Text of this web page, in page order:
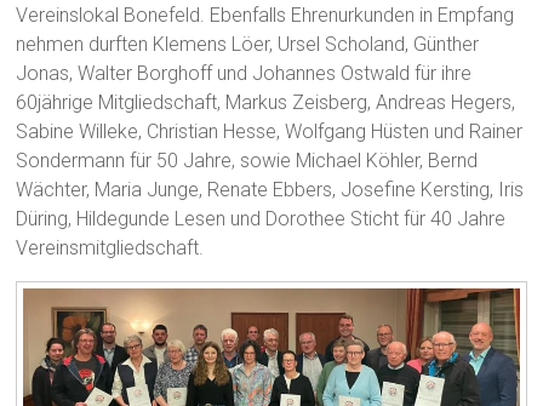
Vereinslokal Bonefeld. Ebenfalls Ehrenurkunden in Empfang
nehmen durften Klemens Löer, Ursel Scholand, Günther
Jonas, Walter Borghoff und Johannes Ostwald für ihre
60jährige Mitgliedschaft, Markus Zeisberg, Andreas Hegers,
Sabine Willeke, Christian Hesse, Wolfgang Hüsten und Rainer
Sondermann für 50 Jahre, sowie Michael Köhler, Bernd
Wächter, Maria Junge, Renate Ebbers, Josefine Kersting, Iris
Düring, Hildegunde Lesen und Dorothee Sticht für 40 Jahre
Vereinsmitgliedschaft.